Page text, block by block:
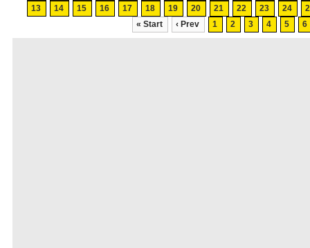
24
23
22
21
20
19
18
17
16
15
14
13
6
5
4
3
2
1
‹ Prev
« Start